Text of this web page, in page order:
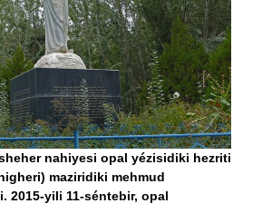
nahiyesi opal yézisidiki hezriti
maziridiki mehmud
2015-yili 11-séntebir, opal